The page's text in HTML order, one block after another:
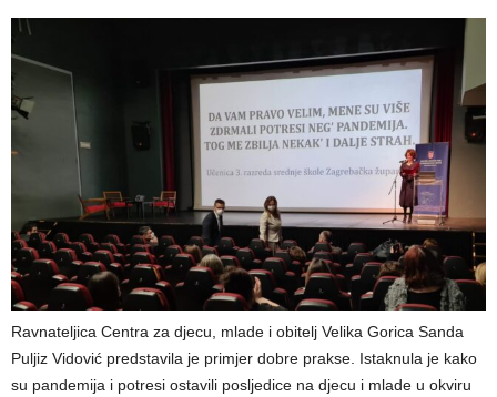
Ravnateljica Centra za djecu, mlade i obitelj Velika Gorica Sanda
Puljiz Vidović predstavila je primjer dobre prakse. Istaknula je kako
su pandemija i potresi ostavili posljedice na djecu i mlade u okviru